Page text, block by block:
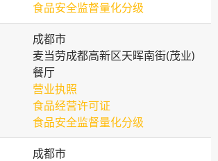
食品安全监督量化分级
成都市
麦当劳成都高新区天晖南街(茂业)
餐厅
营业执照
食品经营许可证
食品安全监督量化分级
成都市